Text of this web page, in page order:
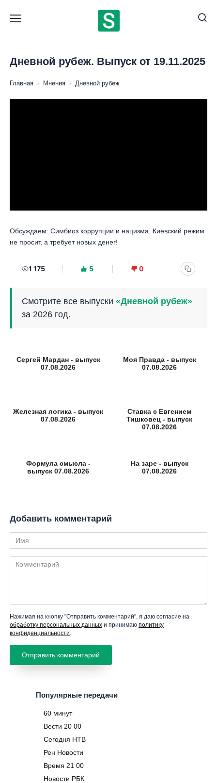
содержанию
Дневной рубеж. Выпуск от 19.11.2025
Главная › Мнения › Дневной рубеж
Обсуждаем: Симбиоз коррупции и нацизма. Киевский режим
не просит, а требует новых денег!
1 175 5 0
Смотрите все выпуски «Дневной рубеж»
за 2026 год.
Сергей Мардан - выпуск
07.08.2026
Моя Правда - выпуск
07.08.2026
Железная логика - выпуск
07.08.2026
Ставка с Евгением
Тишковец - выпуск
07.08.2026
Формула смысла -
выпуск 07.08.2026
На заре - выпуск
07.08.2026
Добавить комментарий
Имя
Комментарий
Нажимая на кнопку "Отправить комментарий", я даю согласие на
обработку персональных данных и принимаю политику
конфиденциальности.
Популярные передачи
60 минут
Вести 20 00
Сегодня НТВ
Рен Новости
Время 21 00
Новости РБК